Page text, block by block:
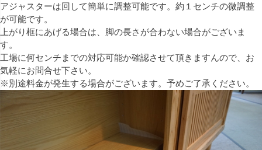
アジャスターは回して簡単に調整可能です。約１センチの微調整
が可能です。
上がり框にあげる場合は、脚の長さが合わない場合がございま
す。
工場に何センチまでの対応可能か確認させて頂きますんので、お
気軽にお問合せ下さい。
※別途料金が発生する場合がございます。予めご了承ください。